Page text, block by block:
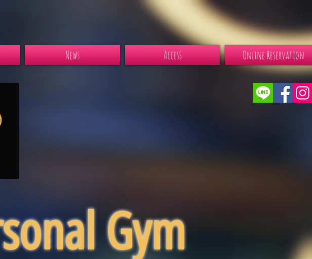
News Access Online Reservation
Gym